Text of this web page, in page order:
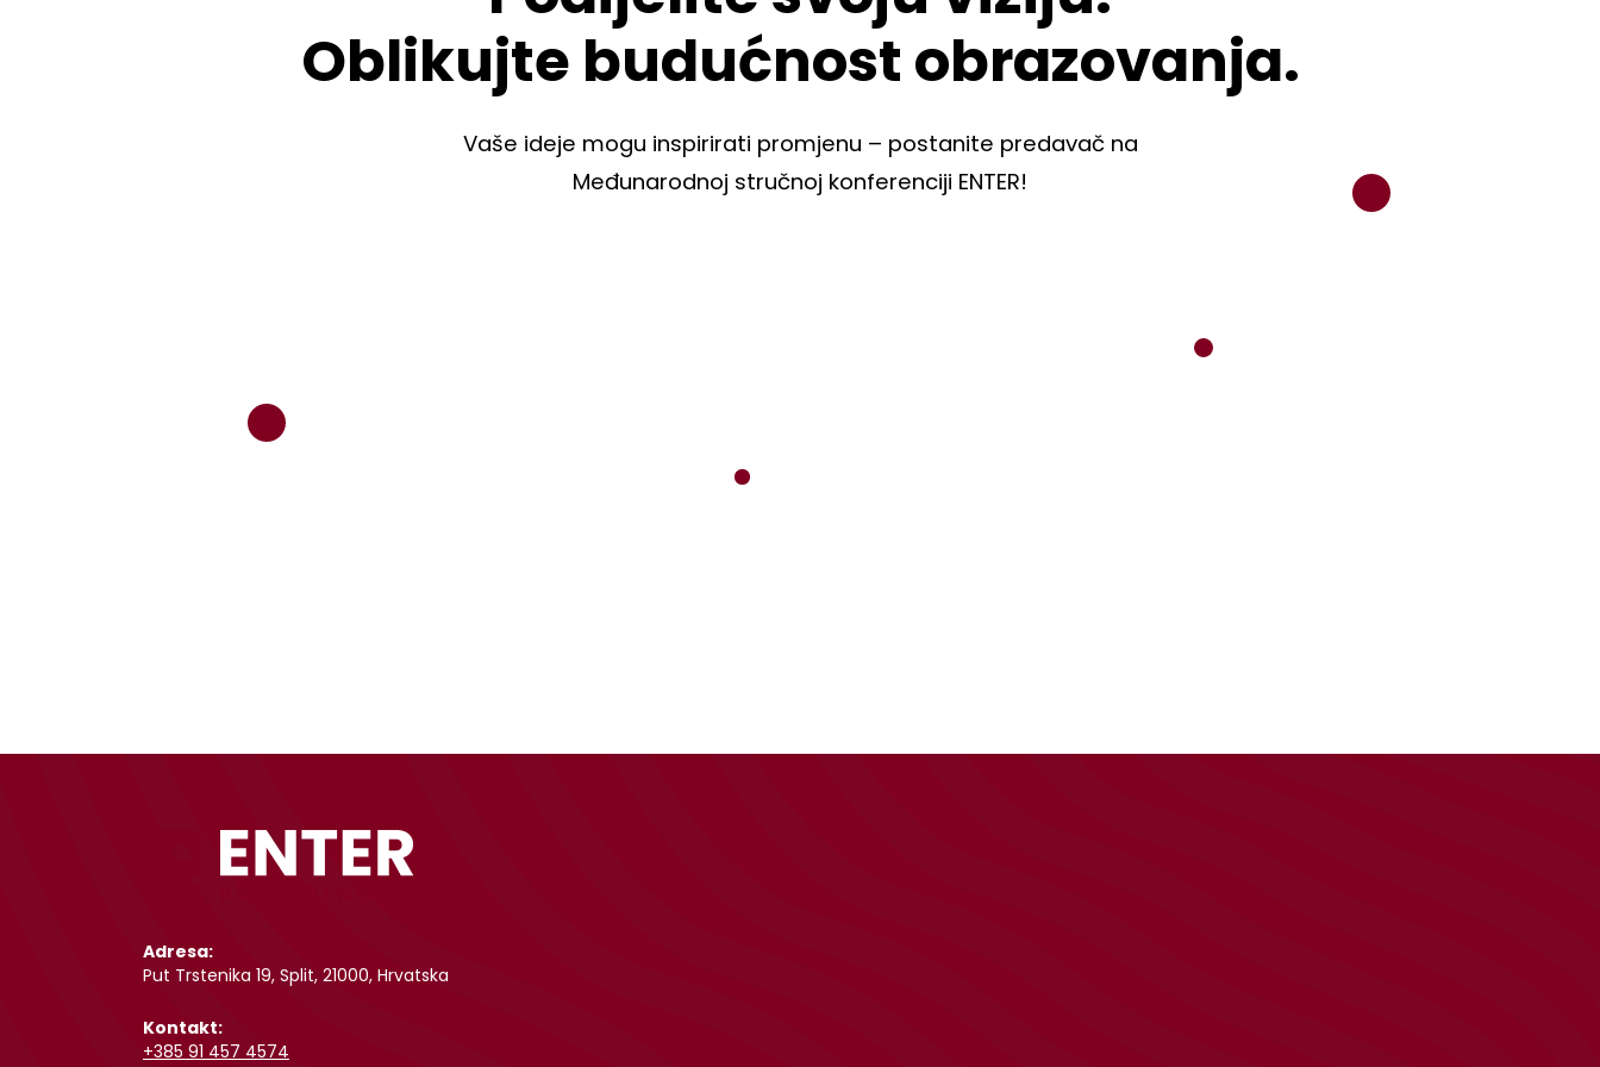
Oblikujte budućnost obrazovanja.
Vaše ideje mogu inspirirati promjenu – postanite predavač na
Međunarodnoj stručnoj konferenciji ENTER!
Adresa:
Put Trstenika 19, Split, 21000, Hrvatska
Kontakt:
+385 91 457 4574